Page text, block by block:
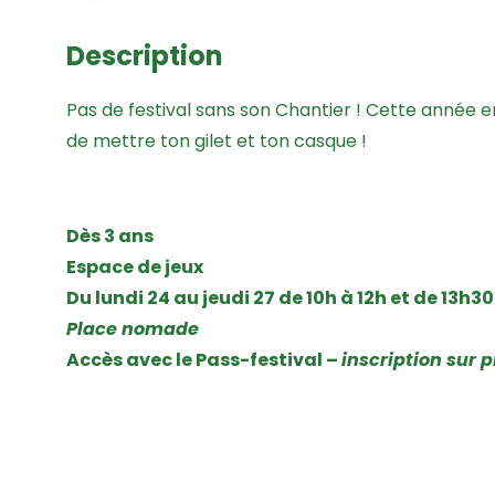
Description
Pas de festival sans son Chantier ! Cette année
de mettre ton gilet et ton casque !
Dès 3 ans
Espace de jeux
Du lundi 24 au jeudi 27 de 10h à 12h et de
Place nomade
Accès avec le Pass-festival –inscription sur